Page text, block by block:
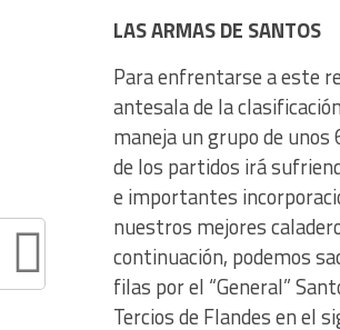
LAS ARMAS DE SANTOS
Para enfrentarse a este
antesala de la
maneja un grupo de
de los partidos irá
e importantes
nuestros mejores
continuación, podemos
filas por el “General”
Tercios de Flandes en el